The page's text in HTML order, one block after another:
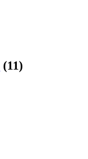
(11)